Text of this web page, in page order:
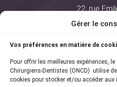
Gérer le
Vos préférences en matière de
Pour offrir les meilleures expériences,
Chirurgiens-Dentistes (ONCD) utilise
cookies pour stocker et/ou accéder
22, rue
75761 Paris
01 44